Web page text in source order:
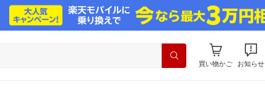
買い物かご お知らせ